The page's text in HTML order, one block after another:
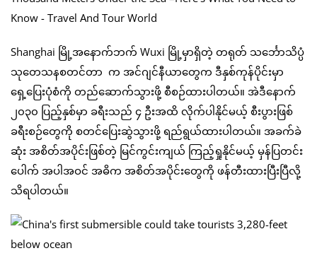
Shanghai မြို့အနောက်ဘက် Wuxi မြို့မှာရှိတဲ့ တရုတ် သင်္ဘောသိပ္ပံ
သုတေသနစတင်တာ က အင်ဂျင်နီယာတွေက ဒီနှစ်ကုန်ပိုင်းမှာ
ရှေ့ပြေးပုံစံကို တည်ဆောက်သွားဖို့ စီစဉ်ထားပါတယ်။ အဲဒီနောက်
၂၀၃၀ ပြည့်နှစ်မှာ ခရီးသည် ၄ ဦးအထိ လိုက်ပါနိုင်မယ့် စီးပွားဖြစ်
ခရီးစဉ်တွေကို စတင်ပြေးဆွဲသွားဖို့ ရည်ရွယ်ထားပါတယ်။ အခက်ခဲ
ဆုံး အစိတ်အပိုင်းဖြစ်တဲ့ မြင်ကွင်းကျယ် ကြည့်ရှုနိုင်မယ့် မှန်ပြတင်း
ပေါက် အပါအဝင် အဓိက အစိတ်အပိုင်းတွေကို ဖန်တီးထားပြီးပြီလို့
သိရပါတယ်။